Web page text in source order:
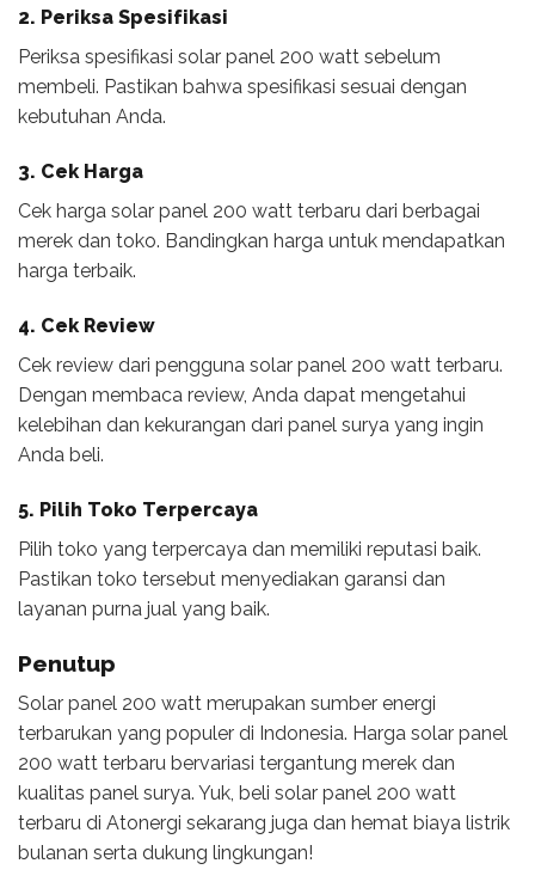
2. Periksa Spesifikasi
Periksa spesifikasi solar panel 200 watt sebelum
membeli. Pastikan bahwa spesifikasi sesuai dengan
kebutuhan Anda.
3. Cek Harga
Cek harga solar panel 200 watt terbaru dari berbagai
merek dan toko. Bandingkan harga untuk mendapatkan
harga terbaik.
4. Cek Review
Cek review dari pengguna solar panel 200 watt terbaru.
Dengan membaca review, Anda dapat mengetahui
kelebihan dan kekurangan dari panel surya yang ingin
Anda beli.
5. Pilih Toko Terpercaya
Pilih toko yang terpercaya dan memiliki reputasi baik.
Pastikan toko tersebut menyediakan garansi dan
layanan purna jual yang baik.
Penutup
Solar panel 200 watt merupakan sumber energi
terbarukan yang populer di Indonesia. Harga solar panel
200 watt terbaru bervariasi tergantung merek dan
kualitas panel surya. Yuk, beli solar panel 200 watt
terbaru di Atonergi sekarang juga dan hemat biaya listrik
bulanan serta dukung lingkungan!